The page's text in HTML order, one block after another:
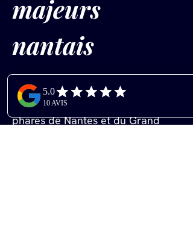
majeurs
nantais
AVLUNI est régulièrement présent
sur les salons professionnels
phares de Nantes et du Grand